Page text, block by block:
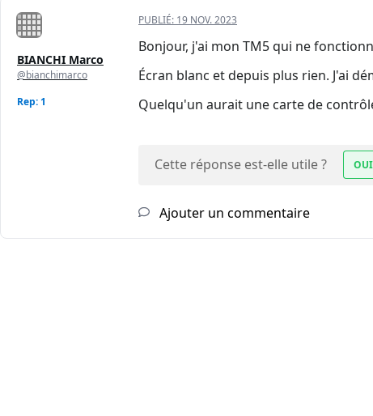
BIANCHI Marco
@bianchimarco
Rep: 1
PUBLIÉ: 19 NOV. 2023
Bonjour, j'ai mon TM5 qui ne
Écran blanc et depuis plus rien. J'ai
Quelqu'un aurait une carte de
Cette réponse est-elle utile ? OUI
Ajouter un commentaire